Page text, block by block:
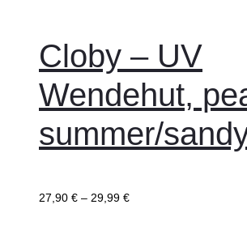
Cloby – UV
Wendehut,
summer/
27,90 € – 29,99 €